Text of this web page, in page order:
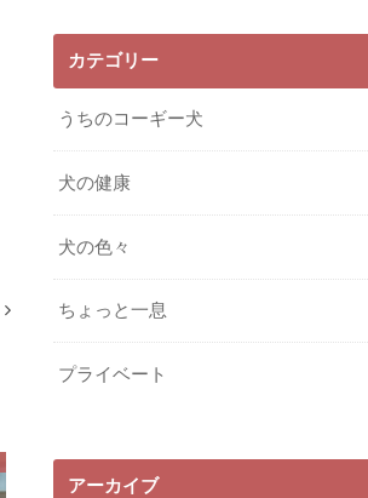
カテゴリー
うちのコーギー犬
犬の健康
犬の色々
ちょっと一息
プライベート
アーカイブ